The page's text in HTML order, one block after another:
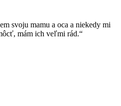
svoju mamu a oca a niekedy mi
mám ich veľmi rád.